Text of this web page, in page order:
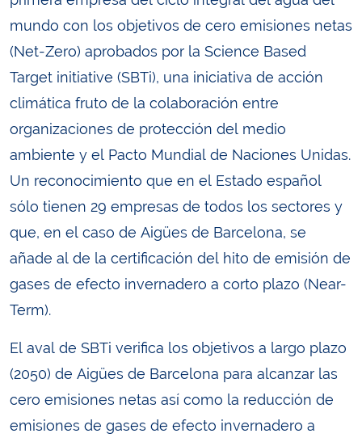
mundo con los objetivos de cero emisiones netas
(Net-Zero) aprobados por la Science Based
Target initiative (SBTi), una iniciativa de acción
climática fruto de la colaboración entre
organizaciones de protección del medio
ambiente y el Pacto Mundial de Naciones Unidas.
Un reconocimiento que en el Estado español
sólo tienen 29 empresas de todos los sectores y
que, en el caso de Aigües de Barcelona, se
añade al de la certificación del hito de emisión de
gases de efecto invernadero a corto plazo (Near-
Term).
El aval de SBTi verifica los objetivos a largo plazo
(2050) de Aigües de Barcelona para alcanzar las
cero emisiones netas así como la reducción de
emisiones de gases de efecto invernadero a